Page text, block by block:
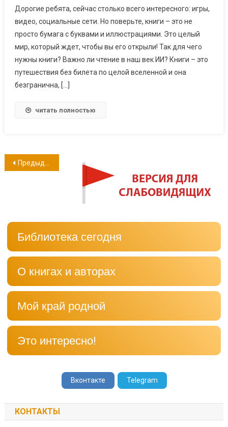
Дорогие ребята, сейчас столько всего интересного: игры,
видео, социальные сети. Но поверьте, книги – это не
просто бумага с буквами и иллюстрациями. Это целый
мир, который ждет, чтобы вы его открыли! Так для чего
нужны книги? Важно ли чтение в наш век ИИ? Книги – это
путешествия без билета по целой вселенной и она
безгранична, […]
читать полностью
Навигация
Предыдущие записи
Библиотека сегодня
О книгах и авторах
Мой край родной
Это интересно!
Вконтакте Telegram
КОНТАКТЫ